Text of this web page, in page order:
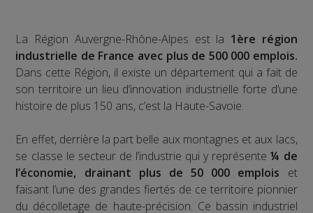
La Région Auvergne-Rhône-Alpes est la 1ère région
industrielle de France avec plus de 500 000 emplois.
Dans cette Région, il existe un département qui a fait de
son territoire un lieu d’innovation industrielle forte d’une
histoire de plus 150 ans, c’est la Haute-Savoie.
En effet, derrière la part belle aux montagnes et aux lacs,
se classe le secteur de l’industrie qui y représente¼ de
l’économie, drainant plus de 50 000 emplois et
faisant l’une des grandes fiertés de ce territoire pionnier
du décolletage de haute-précision. Ce bassin industriel